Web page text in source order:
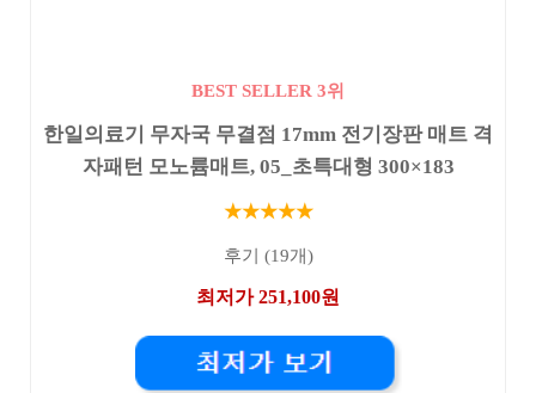
BEST SELLER 3위
한일의료기 무자국 무결점 17mm 전기장판 매트 격
자패턴 모노륨매트, 05_초특대형 300×183
★★★★★
후기 (19개)
최저가 251,100원